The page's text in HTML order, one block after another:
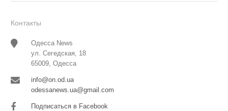
Контакты
Одесса News
ул. Сегедская, 18
65009, Одесса
info@on.od.ua
odessanews.ua@gmail.com
Подписаться в Facebook